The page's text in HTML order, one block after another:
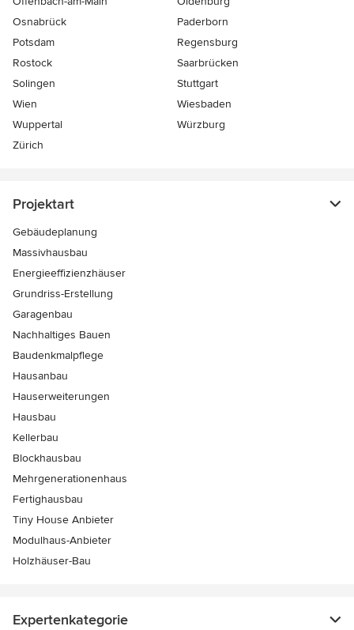
Osnabrück
Paderborn
Potsdam
Regensburg
Rostock
Saarbrücken
Solingen
Stuttgart
Wien
Wiesbaden
Wuppertal
Würzburg
Zürich
Projektart
Gebäudeplanung
Massivhausbau
Energieeffizienzhäuser
Grundriss-Erstellung
Garagenbau
Nachhaltiges Bauen
Baudenkmalpflege
Hausanbau
Hauserweiterungen
Hausbau
Kellerbau
Blockhausbau
Mehrgenerationenhaus
Fertighausbau
Tiny House Anbieter
Modulhaus-Anbieter
Holzhäuser-Bau
Expertenkategorie